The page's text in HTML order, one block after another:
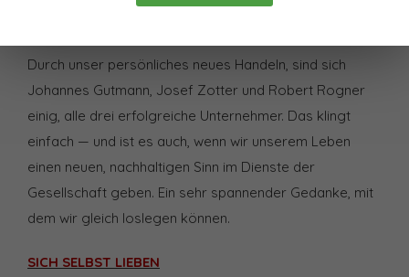
Durch unser persönliches neues Handeln, sind sich
Johannes Gutmann, Josef Zotter und Robert Rogner
einig, alle drei erfolgreiche Unternehmer. Das klingt
einfach — und ist es auch, wenn wir unserem Leben
einen neuen, nachhaltigen Sinn im Dienste der
Gesellschaft geben. Ein sehr spannender Gedanke, mit
dem wir gleich loslegen können.
SICH SELBST LIEBEN